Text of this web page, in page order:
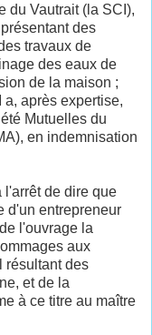
du Vautrait (la SCI),
des
travaux de
des eaux de
de la maison ;
après expertise,
Mutuelles du
en indemnisation
l'arrêt de dire que
d'un entrepreneur
l'ouvrage la
aux
résultant des
et de la
à ce titre au maître